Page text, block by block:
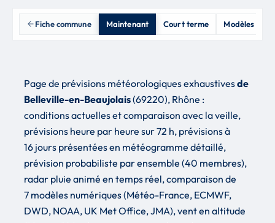
Fiche commune Maintenant Court terme Modèles &
Page de prévisions météorologiques exhaustivesde
Belleville-en-Beaujolais(69220), Rhône :
conditions actuelles et comparaison avec la veille,
prévisions heure par heure sur 72 h, prévisions à
16 jours présentées en météogramme détaillé,
prévision probabiliste par ensemble (40 membres),
radar pluie animé en temps réel, comparaison de
7 modèles numériques (Météo-France, ECMWF,
DWD, NOAA, UK Met Office, JMA), vent en altitude